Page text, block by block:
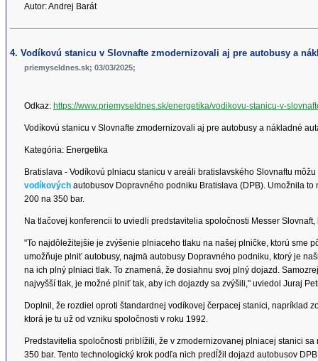
Autor: Andrej Barát
4. Vodíkovú stanicu v Slovnafte zmodernizovali aj pre autobusy a
priemyseldnes.sk; 03/03/2025;
Odkaz: https://www.priemyseldnes.sk/energetika/vodikovu-stanicu-v-
Vodíkovú stanicu v Slovnafte zmodernizovali aj pre autobusy a nákladné
Kategória: Energetika
Bratislava - Vodíkovú plniacu stanicu v areáli bratislavského Slovnaftu
vodíkových autobusov Dopravného podniku Bratislava (DPB). Umožnila
200 na 350 bar.
Na tlačovej konferencii to uviedli predstavitelia spoločnosti Messer
"To najdôležitejšie je zvýšenie plniaceho tlaku na našej plničke, ktorú sme
umožňuje plniť autobusy, najmä autobusy Dopravného podniku, ktorý je
na ich plný plniaci tlak. To znamená, že dosiahnu svoj plný dojazd.
najvyšší tlak, je možné plniť tak, aby ich dojazdy sa zvýšili," uviedol Juraj
Doplnil, že rozdiel oproti štandardnej vodíkovej čerpacej stanici, napríklad
ktorá je tu už od vzniku spoločnosti v roku 1992.
Predstavitelia spoločnosti priblížili, že v zmodernizovanej plniacej stanici
350 bar. Tento technologický krok podľa nich predĺžil dojazd autobusov